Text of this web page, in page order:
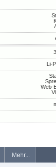
Li-
Web-
Mehr...